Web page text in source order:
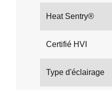
Heat Sentry®
Certifié HVI
Type d'éclairage